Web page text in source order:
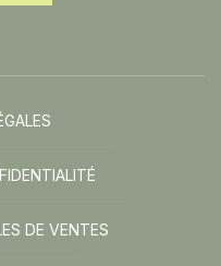
DE VENTES